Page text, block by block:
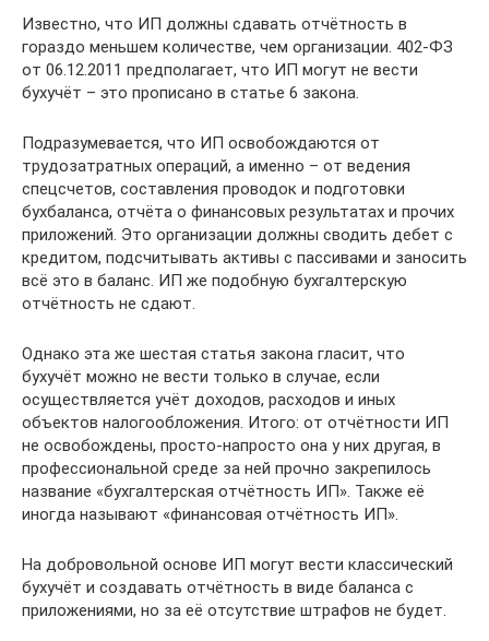
Известно, что ИП должны сдавать отчётность в
гораздо меньшем количестве, чем организации. 402-ФЗ
от 06.12.2011 предполагает, что ИП могут не вести
бухучёт – это прописано в статье 6 закона.
Подразумевается, что ИП освобождаются от
трудозатратных операций, а именно – от ведения
спецсчетов, составления проводок и подготовки
бухбаланса, отчёта о финансовых результатах и прочих
приложений. Это организации должны сводить дебет с
кредитом, подсчитывать активы с пассивами и заносить
всё это в баланс. ИП же подобную бухгалтерскую
отчётность не сдают.
Однако эта же шестая статья закона гласит, что
бухучёт можно не вести только в случае, если
осуществляется учёт доходов, расходов и иных
объектов налогообложения. Итого: от отчётности ИП
не освобождены, просто-напросто она у них другая, в
профессиональной среде за ней прочно закрепилось
название «бухгалтерская отчётность ИП». Также её
иногда называют «финансовая отчётность ИП».
На добровольной основе ИП могут вести классический
бухучёт и создавать отчётность в виде баланса с
приложениями, но за её отсутствие штрафов не будет.